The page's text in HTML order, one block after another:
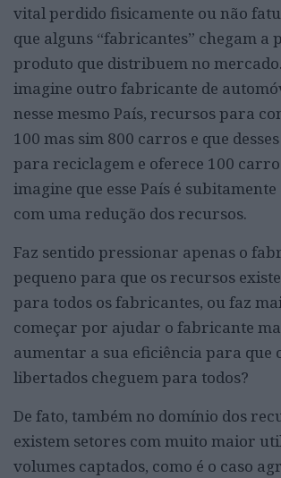
vital perdido fisicamente ou não
que alguns “fabricantes” chegam a
produto que distribuem no
imagine outro fabricante de
nesse mesmo País, recursos para
100 mas sim 800 carros e que
para reciclagem e oferece 100
imagine que esse País é
com uma redução dos recursos.
Faz sentido pressionar apenas o
pequeno para que os recursos
para todos os fabricantes, ou faz
começar por ajudar o fabricante
aumentar a sua eficiência para que
libertados cheguem para todos?
De fato, também no domínio dos
existem setores com muito maior
volumes captados, como é o caso